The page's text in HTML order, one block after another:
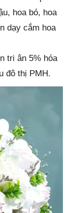
hoa bó, hoa
dạy cắm hoa
tri ân 5% hóa
đô thị PMH.